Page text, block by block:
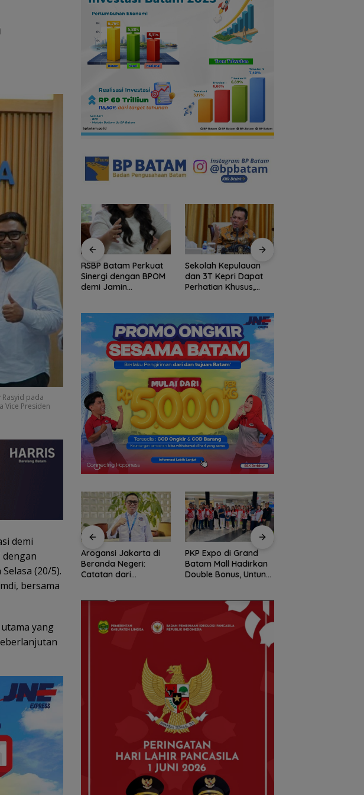
pada
Vice Presiden
demi
(20/5).
bersama
yang
Batam Perkuat
dengan BPOM
dan Mutu
Sekolah Kepulauan
dan 3T Kepri Dapat
Perhatian Khusus,
Arogansi Jakarta di
Beranda Negeri:
Catatan dari
Batam
Jakarta di
Negeri:
dari
Ketua
PKP Expo di Grand
Batam Mall Hadirkan
Double Bonus, Untung
Amsakar Achmad
Resmi Buka Batam
Grassroot Football
Batam ke Level